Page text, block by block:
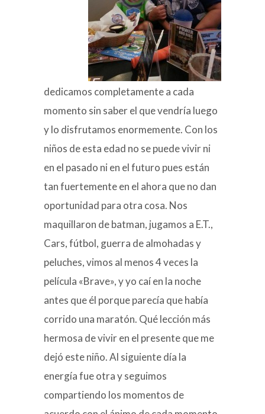
dedicamos completamente a cada
momento sin saber el que vendría luego
y lo disfrutamos enormemente. Con los
niños de esta edad no se puede vivir ni
en el pasado ni en el futuro pues están
tan fuertemente en el ahora que no dan
oportunidad para otra cosa. Nos
maquillaron de batman, jugamos a E.T.,
Cars, fútbol, guerra de almohadas y
peluches, vimos al menos 4 veces la
película «Brave», y yo caí en la noche
antes que él porque parecía que había
corrido una maratón. Qué lección más
hermosa de vivir en el presente que me
dejó este niño. Al siguiente día la
energía fue otra y seguimos
compartiendo los momentos de